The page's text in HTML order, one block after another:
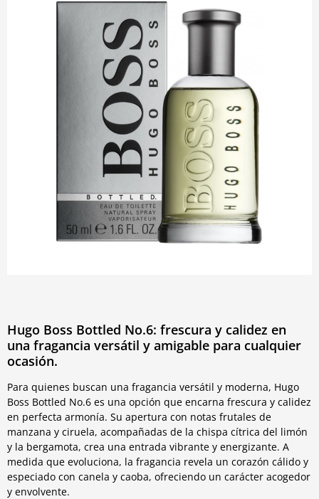
Hugo Boss Bottled No.6: frescura y calidez en
una fragancia versátil y amigable para cualquier
ocasión.
Para quienes buscan una fragancia versátil y moderna, Hugo
Boss Bottled No.6 es una opción que encarna frescura y calidez
en perfecta armonía. Su apertura con notas frutales de
manzana y ciruela, acompañadas de la chispa cítrica del limón
y la bergamota, crea una entrada vibrante y energizante. A
medida que evoluciona, la fragancia revela un corazón cálido y
especiado con canela y caoba, ofreciendo un carácter acogedor
y envolvente.